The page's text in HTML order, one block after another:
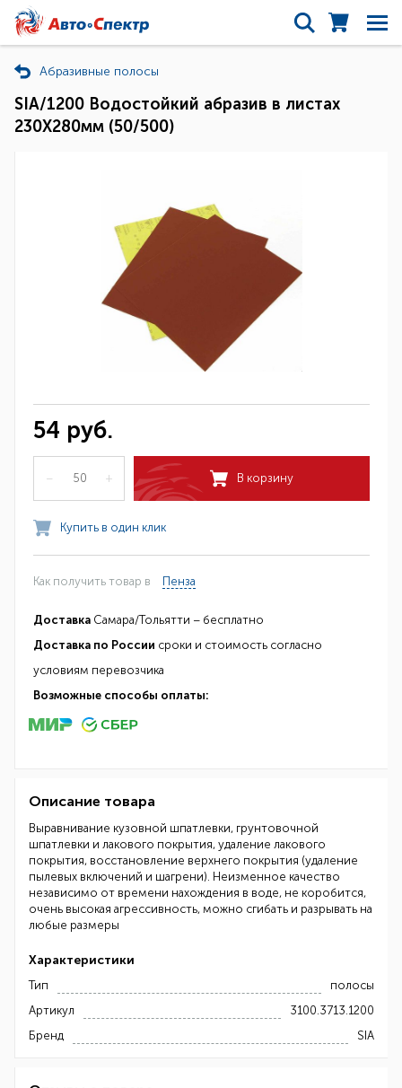
Абразивные полосы
SIA/1200 Водостойкий абразив в листах
230Х280мм (50/500)
54 руб.
– + В корзину
Купить в один клик
Как получить товар в Пенза
Доставка Самара/Тольятти – бесплатно
Доставка по России сроки и стоимость согласно
условиям перевозчика
Возможные способы оплаты:
Описание товара
Выравнивание кузовной шпатлевки, грунтовочной
шпатлевки и лакового покрытия, удаление лакового
покрытия, восстановление верхнего покрытия (удаление
пылевых включений и шагрени). Неизменное качество
независимо от времени нахождения в воде, не коробится,
очень высокая агрессивность, можно сгибать и разрывать на
любые размеры
Характеристики
Тип
полосы
Артикул
3100.3713.1200
Бренд
SIA